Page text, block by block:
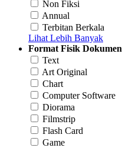
Non Fiksi
Annual
Terbitan Berkala
Lihat Lebih Banyak
Format Fisik Dokumen
Text
Art Original
Chart
Computer Software
Diorama
Filmstrip
Flash Card
Game